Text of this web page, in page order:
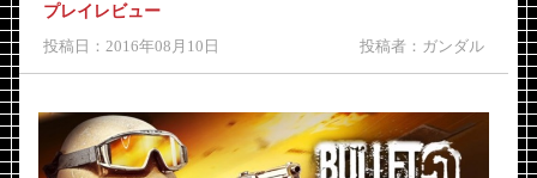
プレイレビュー
投稿日：2016年08月10日 投稿者：ガンダル